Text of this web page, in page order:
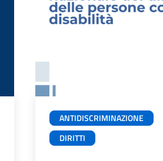
ANTIDISCRIMINAZIONE
DIRITTI